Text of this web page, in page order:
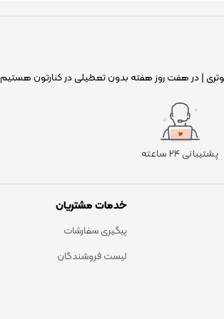
| در هفت روز هفته بدون تعطیلی در کنارتون هستیم
پشتیبانی ۲۴ ساعته
خدمات مشتریان
پیگیری سفارشات
لیست فروشندگان